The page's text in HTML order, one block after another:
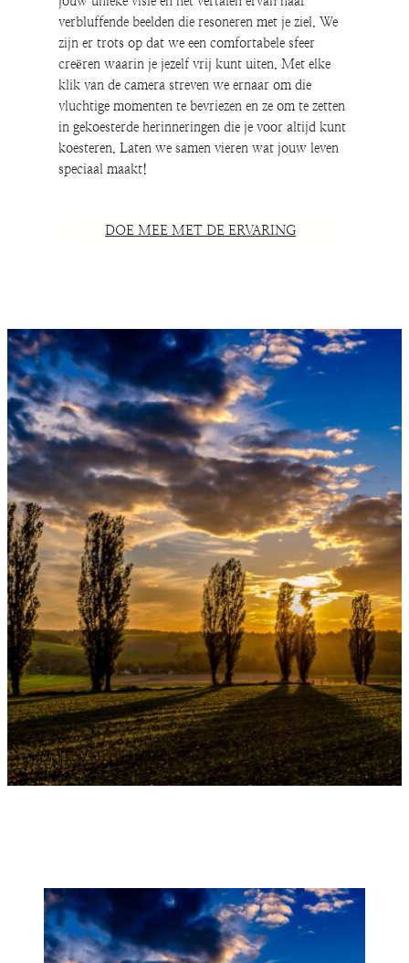
verbluffende beelden die resoneren met je ziel. We
zijn er trots op dat we een comfortabele sfeer
creëren waarin je jezelf vrij kunt uiten. Met elke
klik van de camera streven we ernaar om die
vluchtige momenten te bevriezen en ze om te zetten
in gekoesterde herinneringen die je voor altijd kunt
koesteren. Laten we samen vieren wat jouw leven
speciaal maakt!
DOE MEE MET DE ERVARING